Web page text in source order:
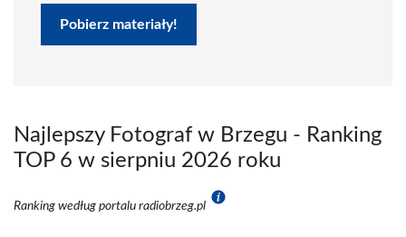
Pobierz materiały!
Najlepszy Fotograf w Brzegu - Ranking
TOP 6 w sierpniu 2026 roku
Ranking według portalu radiobrzeg.pl